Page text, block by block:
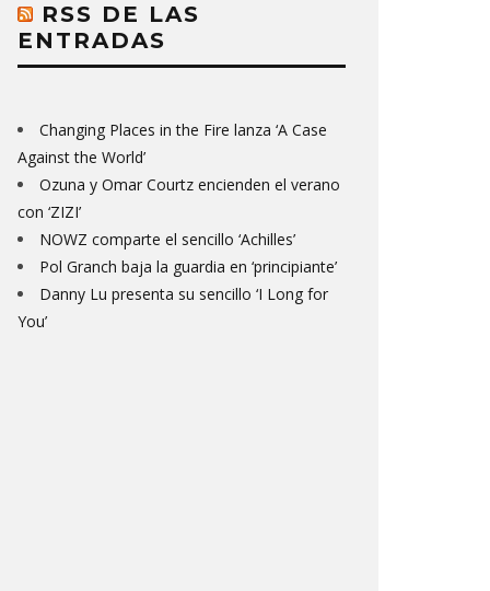
RSS DE LAS
ENTRADAS
Changing Places in the Fire lanza ‘A Case
Against the World’
Ozuna y Omar Courtz encienden el verano
con ‘ZIZI’
NOWZ comparte el sencillo ‘Achilles’
Pol Granch baja la guardia en ‘principiante’
Danny Lu presenta su sencillo ‘I Long for
You’